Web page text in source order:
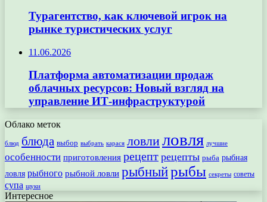
Турагентство, как ключевой игрок на
рынке туристических услуг
11.06.2026
Платформа автоматизации продаж
облачных ресурсов: Новый взгляд на
управление ИТ-инфраструктурой
Облако меток
блюд блюда выбор выбрать карася ловлиловля лучшие
особенности приготовления рецепт рецепты рыба рыбная
ловля рыбного рыбной ловли рыбныйрыбы секреты советы
супа щуки
Интересное